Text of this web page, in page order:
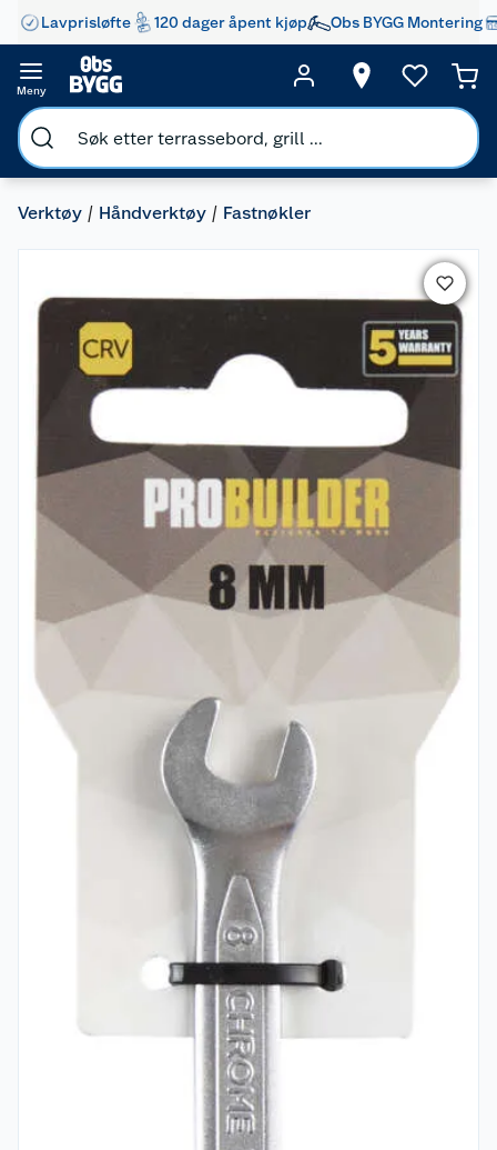
Lavprisløfte 120 dager åpent kjøp Obs BYGG Montering
Meny
Verktøy Håndverktøy Fastnøkler